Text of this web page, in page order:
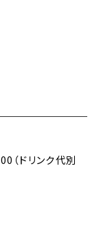
ドリンク代別